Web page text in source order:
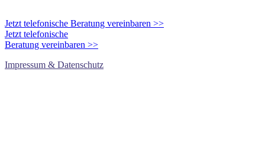
Jetzt telefonische Beratung vereinbaren >>
Jetzt telefonische
Beratung vereinbaren >>
Impressum & Datenschutz